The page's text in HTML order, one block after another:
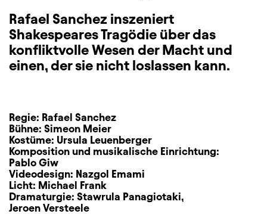
Rafael Sanchez inszeniert
Shakespeares Tragödie über das
konfliktvolle Wesen der Macht und
einen, der sie nicht loslassen kann.
Regie: Rafael Sanchez
Bühne: Simeon Meier
Kostüme: Ursula Leuenberger
Komposition und musikalische Einrichtung:
Pablo Giw
Videodesign: Nazgol Emami
Licht: Michael Frank
Dramaturgie: Stawrula Panagiotaki,
Jeroen Versteele